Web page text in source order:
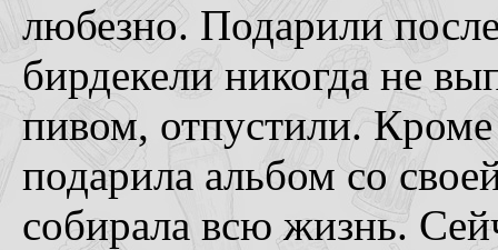
любезно. Подарили
бирдекели никогда не
пивом, отпустили.
подарила альбом со
собирала всю жизнь.